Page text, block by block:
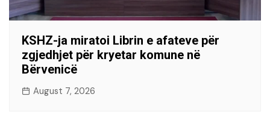
KSHZ-ja miratoi Librin e afateve për
zgjedhjet për kryetar komune në
Bërvenicë
August 7, 2026